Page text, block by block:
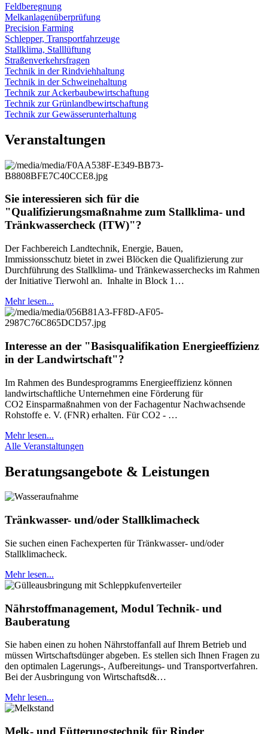
Feldberegnung
Melkanlagenüberprüfung
Precision Farming
Schlepper, Transportfahrzeuge
Stallklima, Stalllüftung
Straßenverkehrsfragen
Technik in der Rindviehhaltung
Technik in der Schweinehaltung
Technik zur Ackerbaubewirtschaftung
Technik zur Grünlandbewirtschaftung
Technik zur Gewässerunterhaltung
Veranstaltungen
Sie interessieren sich für die
"Qualifizierungsmaßnahme zum Stallklima- und
Tränkwassercheck (ITW)"?
Der Fachbereich Landtechnik, Energie, Bauen,
Immissionsschutz bietet in zwei Blöcken die Qualifizierung zur
Durchführung des Stallklima- und Tränkewasserchecks im Rahmen
der Initiative Tierwohl an. Inhalte in Block 1…
Mehr lesen...
Interesse an der "Basisqualifikation Energieeffizienz
in der Landwirtschaft"?
Im Rahmen des Bundesprogramms Energieeffizienz können
landwirtschaftliche Unternehmen eine Förderung für
CO2 Einsparmaßnahmen von der Fachagentur Nachwachsende
Rohstoffe e. V. (FNR) erhalten. Für CO2 - …
Mehr lesen...
Alle Veranstaltungen
Beratungsangebote & Leistungen
Tränkwasser- und/oder Stallklimacheck
Sie suchen einen Fachexperten für Tränkwasser- und/oder
Stallklimacheck.
Mehr lesen...
Nährstoffmanagement, Modul Technik- und
Bauberatung
Sie haben einen zu hohen Nährstoffanfall auf Ihrem Betrieb und
müssen Wirtschaftsdünger abgeben. Es stellen sich Ihnen Fragen zu
den optimalen Lagerungs-, Aufbereitungs- und Transportverfahren.
Bei der Ausbringung von Wirtschaftsd&…
Mehr lesen...
Melk- und Fütterungstechnik für Rinder